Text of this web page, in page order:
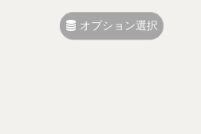
オプション選択